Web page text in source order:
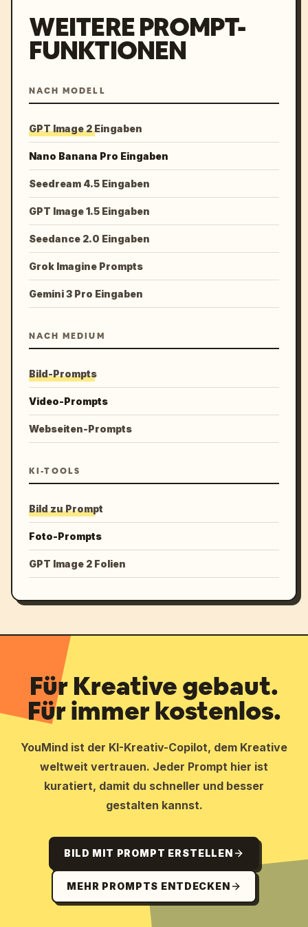
WEITERE PROMPT-
FUNKTIONEN
NACH MODELL
GPT Image 2 Eingaben
Nano Banana Pro Eingaben
Seedream 4.5 Eingaben
GPT Image 1.5 Eingaben
Seedance 2.0 Eingaben
Grok Imagine Prompts
Gemini 3 Pro Eingaben
NACH MEDIUM
Bild-Prompts
Video-Prompts
Webseiten-Prompts
KI-TOOLS
Bild zu Prompt
Foto-Prompts
GPT Image 2 Folien
Für Kreative gebaut.
Für immer kostenlos.
YouMind ist der KI-Kreativ-Copilot, dem Kreative
weltweit vertrauen. Jeder Prompt hier ist
kuratiert, damit du schneller und besser
gestalten kannst.
BILD MIT PROMPT ERSTELLEN
MEHR PROMPTS ENTDECKEN